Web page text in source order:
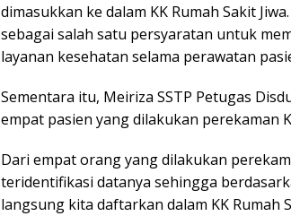
dimasukkan ke dalam KK Rumah Sakit
sebagai salah satu persyaratan untuk
layanan kesehatan selama perawatan
Sementara itu, Meiriza SSTP Petugas
empat pasien yang dilakukan perekaman
Dari empat orang yang dilakukan
teridentifikasi datanya sehingga
langsung kita daftarkan dalam KK Rumah